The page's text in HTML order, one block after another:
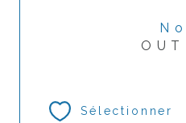
Sélectionner